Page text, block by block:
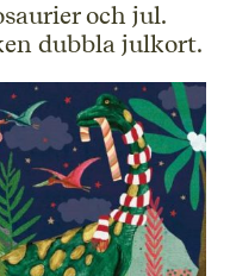
och jul.
dubbla julkort.